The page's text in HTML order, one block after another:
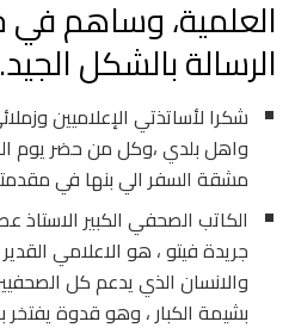
العلمية، وساهم
الرسالة بالشكل الجيد.
شكرا لأساتذتي الإعلاميين
واهل بلدي ،وكل من حضر يوم
مشقة السفر الي بنها في
الكاتب الصحفي الكبير الاستاذ
جريدة فيتو ، هو الاعلامي
والانسان الذي يدعم كل
بشيمة الكبار ، وهو قدوة